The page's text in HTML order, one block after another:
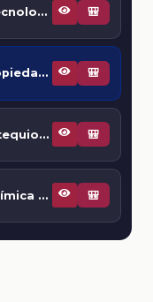
Ciencias y Tecnología. Química, 3° Telesecundaria (Libro para estudiante) 🎒
Bloque 1: Propiedades, cambio y estructura 🎒
Bloque 2: Estequiometría, rapidez química y periodicidad 🎒
Bloque 3: Química y metabolismo: riesgos y beneficios de la química 🎒